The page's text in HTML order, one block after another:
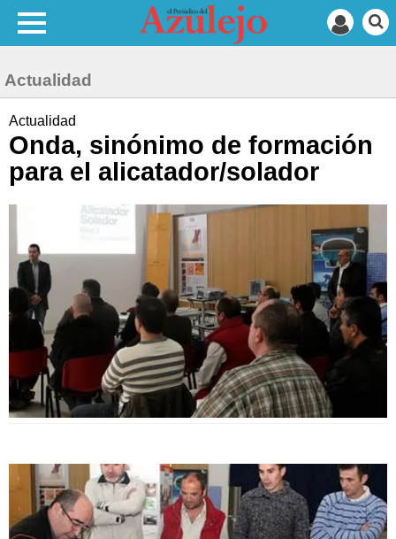
Actualidad
Actualidad
Onda, sinónimo de formación
para el alicatador/solador